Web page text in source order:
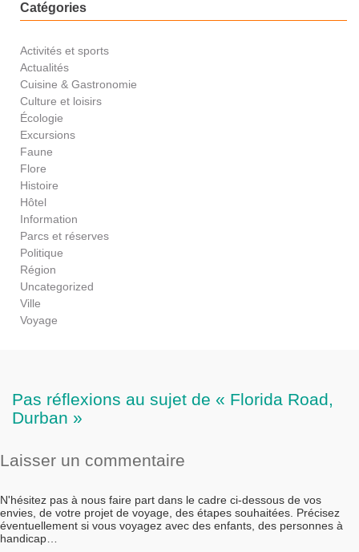
Catégories
Activités et sports
Actualités
Cuisine & Gastronomie
Culture et loisirs
Écologie
Excursions
Faune
Flore
Histoire
Hôtel
Information
Parcs et réserves
Politique
Région
Uncategorized
Ville
Voyage
Pas réflexions au sujet de « Florida Road,
Durban »
Laisser un commentaire
N'hésitez pas à nous faire part dans le cadre ci-dessous de vos
envies, de votre projet de voyage, des étapes souhaitées. Précisez
éventuellement si vous voyagez avec des enfants, des personnes à
handicap…